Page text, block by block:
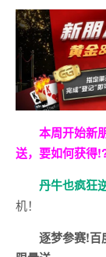
本周开始新
送，要如何获得
丹牛也疯狂
机！
逐梦参赛!百